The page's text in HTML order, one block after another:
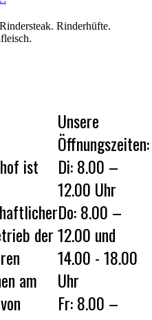
Rinderhüfte.
ist
der
am
Unsere
Öffnungszeiten:
Di: 8.00 –
12.00 Uhr
Do: 8.00 –
12.00 und
14.00 - 18.00
Uhr
Fr: 8.00 –